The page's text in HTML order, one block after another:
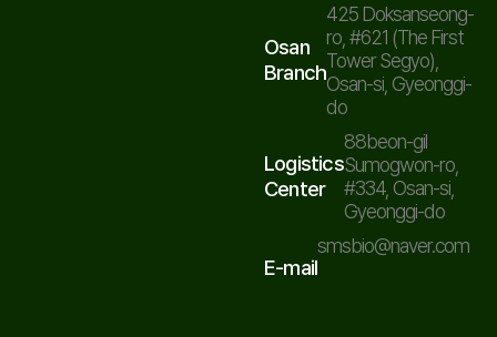
Osan
Branch
425 Doksanseong-
ro, #621 (The First
Tower Segyo),
Osan-si, Gyeonggi-
do
Logistics
Center
88beon-gil
Sumogwon-ro,
#334, Osan-si,
Gyeonggi-do
E-mail
smsbio@naver.com